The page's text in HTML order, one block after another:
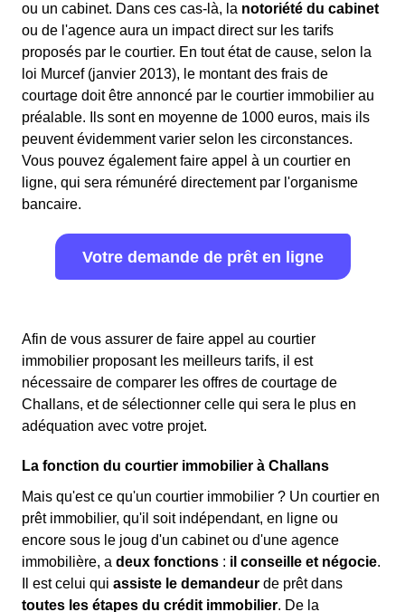
ou un cabinet. Dans ces cas-là, la notoriété du cabinet
ou de l'agence aura un impact direct sur les tarifs
proposés par le courtier. En tout état de cause, selon la
loi Murcef (janvier 2013), le montant des frais de
courtage doit être annoncé par le courtier immobilier au
préalable. Ils sont en moyenne de 1000 euros, mais ils
peuvent évidemment varier selon les circonstances.
Vous pouvez également faire appel à un courtier en
ligne, qui sera rémunéré directement par l'organisme
bancaire.
Votre demande de prêt en ligne
Afin de vous assurer de faire appel au courtier
immobilier proposant les meilleurs tarifs, il est
nécessaire de comparer les offres de courtage de
Challans, et de sélectionner celle qui sera le plus en
adéquation avec votre projet.
La fonction du courtier immobilier à Challans
Mais qu'est ce qu'un courtier immobilier ? Un courtier en
prêt immobilier, qu'il soit indépendant, en ligne ou
encore sous le joug d'un cabinet ou d'une agence
immobilière, a deux fonctions : il conseille et négocie.
Il est celui qui assiste le demandeur de prêt dans
toutes les étapes du crédit immobilier. De la